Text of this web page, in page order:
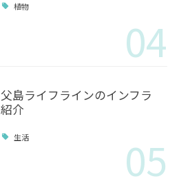
植物
04
父島ライフラインのインフラ
紹介
生活 05